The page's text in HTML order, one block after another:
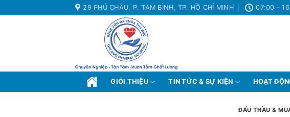
đến
29 PHÚ CHÂU, P. TAM BÌNH, TP. HỒ CHÍ MINH 07:00 -
GIỚI THIỆU TIN TỨC & SỰ KIỆN HOẠT
ĐẤU THẦU &